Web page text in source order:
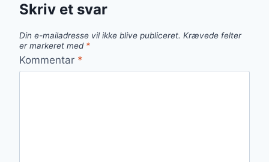
Skriv et svar
Din e-mailadresse vil ikke blive publiceret. Krævede felter
er markeret med *
Kommentar *